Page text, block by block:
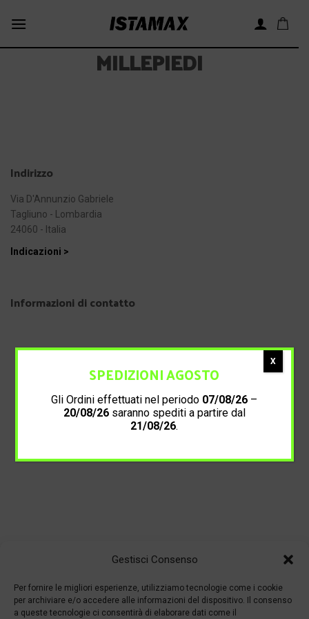
Gestisci Consenso
Per fornire le migliori esperienze, utilizziamo tecnologie come i cookie
per archiviare e/o accedere alle informazioni del dispositivo. Il consenso
a queste tecnologie ci consentirà di elaborare dati come il
MILLEPIEDI
Indirizzo
Via D'Annunzio Gabriele
Tagliuno - Lombardia
24060 - Italia
Indicazioni >
Informazioni di contatto
SPEDIZIONI AGOSTO
Gli Ordini effettuati nel periodo 07/08/26 –
20/08/26saranno spediti a partire dal
21/08/26.
X